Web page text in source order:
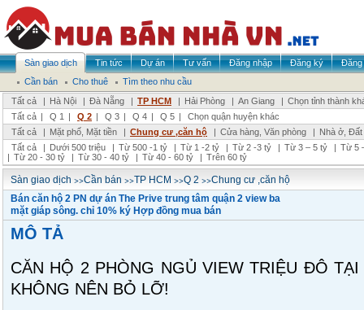
Sàn giao dịch Tin tức Dự án Tư vấn Đăng nhập Đăng ký
Đăng
Cần bán
Cho thuê
Tìm theo nhu cầu
Tất cả
| Hà Nội | Đà Nẵng | TP HCM | Hải Phòng | An Giang | Chọn tỉnh thành
Tất cả | Q 1 | Q 2 | Q 3 | Q 4 | Q 5 |
Chọn quận huyện khác
Tất cả
| Mặt phố, Mặt tiền | Chung cư ,căn hộ | Cửa hàng, Văn phòng | Nhà ở,
Tất cả
| Dưới 500 triệu | Từ 500 -1 tỷ | Từ 1 -2 tỷ | Từ 2 -3 tỷ | Từ 3 – 5 tỷ | Từ 5
| Từ 20 - 30 tỷ | Từ 30 - 40 tỷ | Từ 40 - 60 tỷ | Trên 60 tỷ
Sàn giao dịch >>Cần bán >>TP HCM >>Q 2 >>Chung cư ,căn hộ
Bán căn hộ 2 PN dự án The Prive trung tâm quận 2 view ba
mặt giáp sông. chỉ 10% ký Hợp đồng mua bán
MÔ TẢ
CĂN HỘ 2 PHÒNG NGỦ VIEW TRIỆU ĐÔ
KHÔNG NÊN BỎ LỠ!